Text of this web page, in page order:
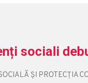
sociali
ŞI PROTECŢIA